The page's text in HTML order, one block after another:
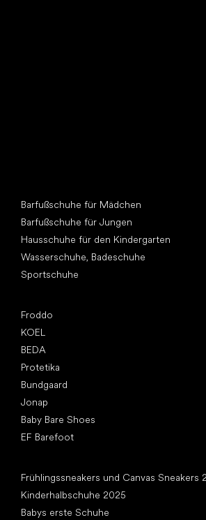
Barfußschuhe für Mädchen
Barfußschuhe für Jungen
Hausschuhe für den Kindergarten
Wasserschuhe, Badeschuhe
Sportschuhe
Froddo
KOEL
BEDA
Protetika
Bundgaard
Jonap
Baby Bare Shoes
EF Barefoot
Frühlingssneakers und Canvas Sneakers
Kinderhalbschuhe 2025
Babys erste Schuhe